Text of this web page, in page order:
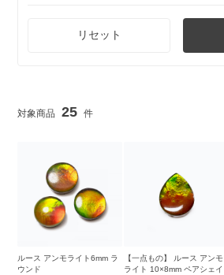
リセット
25
ルース アンモライト6mm ラ
ウンド
【一点もの】 ルース アンモ
ライト 10×8mm ペアシェイ